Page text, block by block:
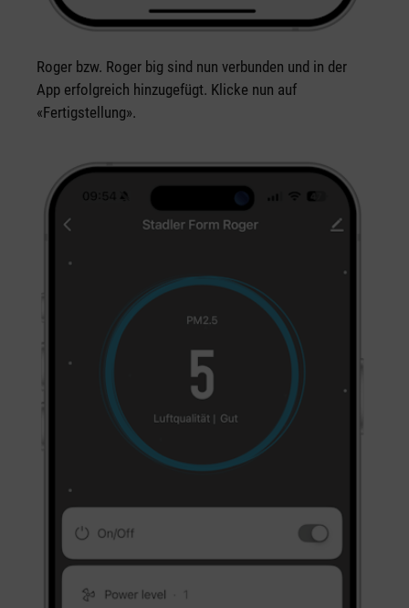
Roger bzw. Roger big sind nun verbunden und in der
App erfolgreich hinzugefügt. Klicke nun auf
«Fertigstellung».